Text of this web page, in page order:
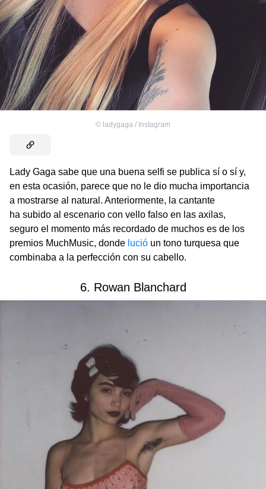
© ladygaga / Instagram
Lady Gaga sabe que una buena selfi se publica sí o sí y,
en esta ocasión, parece que no le dio mucha importancia
a mostrarse al natural. Anteriormente, la cantante
ha subido al escenario con vello falso en las axilas,
seguro el momento más recordado de muchos es de los
premios MuchMusic, donde lució un tono turquesa que
combinaba a la perfección con su cabello.
6. Rowan Blanchard